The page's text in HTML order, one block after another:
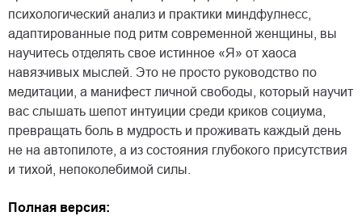
психологический анализ и практики миндфулнесс,
адаптированные под ритм современной женщины, вы
научитесь отделять свое истинное «Я» от хаоса
навязчивых мыслей. Это не просто руководство по
медитации, а манифест личной свободы, который научит
вас слышать шепот интуиции среди криков социума,
превращать боль в мудрость и проживать каждый день
не на автопилоте, а из состояния глубокого присутствия
и тихой, непоколебимой силы.
Полная версия: